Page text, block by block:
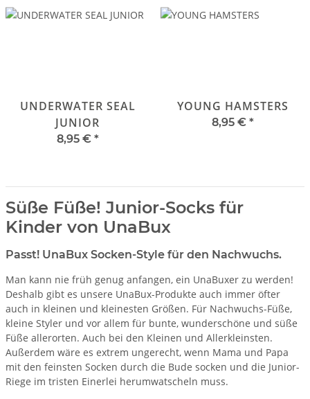
UNDERWATER SEAL
JUNIOR
8,95 € *
YOUNG HAMSTERS
8,95 € *
Süße Füße! Junior-Socks für
Kinder von UnaBux
Passt! UnaBux Socken-Style für den Nachwuchs.
Man kann nie früh genug anfangen, ein UnaBuxer zu werden!
Deshalb gibt es unsere UnaBux-Produkte auch immer öfter
auch in kleinen und kleinesten Größen. Für Nachwuchs-Füße,
kleine Styler und vor allem für bunte, wunderschöne und süße
Füße allerorten. Auch bei den Kleinen und Allerkleinsten.
Außerdem wäre es extrem ungerecht, wenn Mama und Papa
mit den feinsten Socken durch die Bude socken und die Junior-
Riege im tristen Einerlei herumwatscheln muss.